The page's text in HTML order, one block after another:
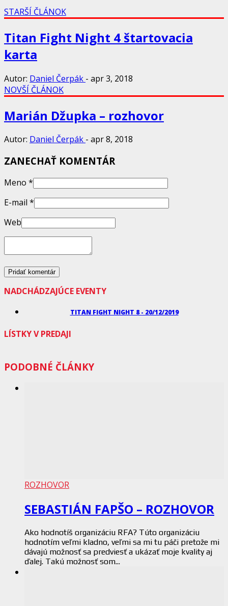
STARŠÍ ČLÁNOK
Titan Fight Night 4 štartovacia
karta
Autor: Daniel Čerpák - apr 3, 2018
NOVŠÍ ČLÁNOK
Marián Džupka – rozhovor
Autor: Daniel Čerpák - apr 8, 2018
ZANECHAŤ KOMENTÁR
Meno *
E-mail *
Web
NADCHÁDZAJÚCE EVENTY
TITAN FIGHT NIGHT 8 - 20/12/2019
LÍSTKY V PREDAJI
PODOBNÉ ČLÁNKY
ROZHOVOR
SEBASTIÁN FAPŠO – ROZHOVOR
Ako hodnotíš organizáciu RFA? Túto organizáciu
hodnotím veľmi kladno, veľmi sa mi tu páči pretože mi
dávajú možnosť sa predviesť a ukázať moje kvality aj
ďalej. Takú možnosť som...